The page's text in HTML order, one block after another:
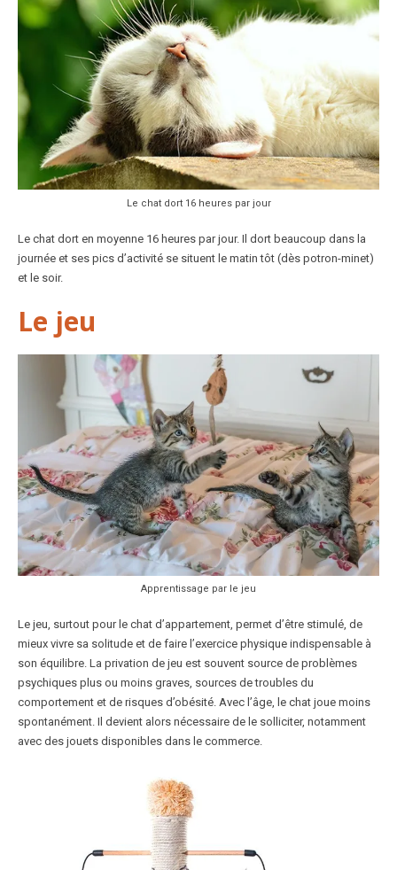
Le chat dort 16 heures par jour
Le chat dort en moyenne 16 heures par jour. Il dort beaucoup dans la
journée et ses pics d’activité se situent le matin tôt (dès potron-minet)
et le soir.
Le jeu
Apprentissage par le jeu
Le jeu, surtout pour le chat d’appartement, permet d’être stimulé, de
mieux vivre sa solitude et de faire l’exercice physique indispensable à
son équilibre. La privation de jeu est souvent source de problèmes
psychiques plus ou moins graves, sources de troubles du
comportement et de risques d’obésité. Avec l’âge, le chat joue moins
spontanément. Il devient alors nécessaire de le solliciter, notamment
avec des jouets disponibles dans le commerce.